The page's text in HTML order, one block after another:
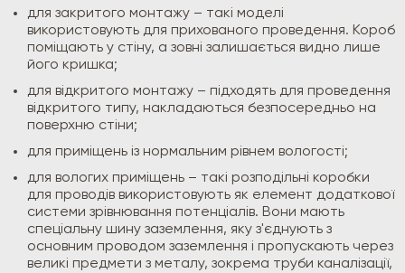
для закритого монтажу – такі моделі
використовують для прихованого проведення. Короб
поміщають у стіну, а зовні залишається видно лише
його кришка;
для відкритого монтажу – підходять для проведення
відкритого типу, накладаються безпосередньо на
поверхню стіни;
для приміщень із нормальним рівнем вологості;
для вологих приміщень – такі розподільні коробки
для проводів використовують як елемент додаткової
системи зрівнювання потенціалів. Вони мають
спеціальну шину заземлення, яку з'єднують з
основним проводом заземлення і пропускають через
великі предмети з металу, зокрема труби каналізації,